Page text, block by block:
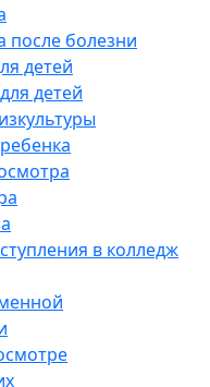
после болезни
детей
детей
в колледж